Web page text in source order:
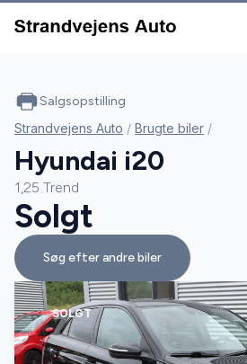
SOLGT
Salgsopstilling
Strandvejens Auto / Brugte biler /
Hyundai i20
1,25 Trend
Solgt
Søg efter andre biler